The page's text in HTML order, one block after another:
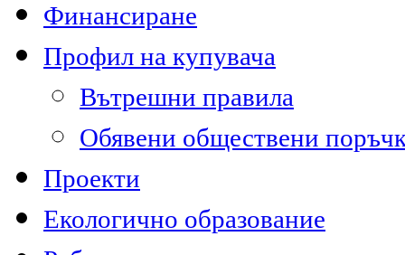
Финансиране
Профил на купувача
Вътрешни правила
Обявени обществени
Проекти
Екологично образование